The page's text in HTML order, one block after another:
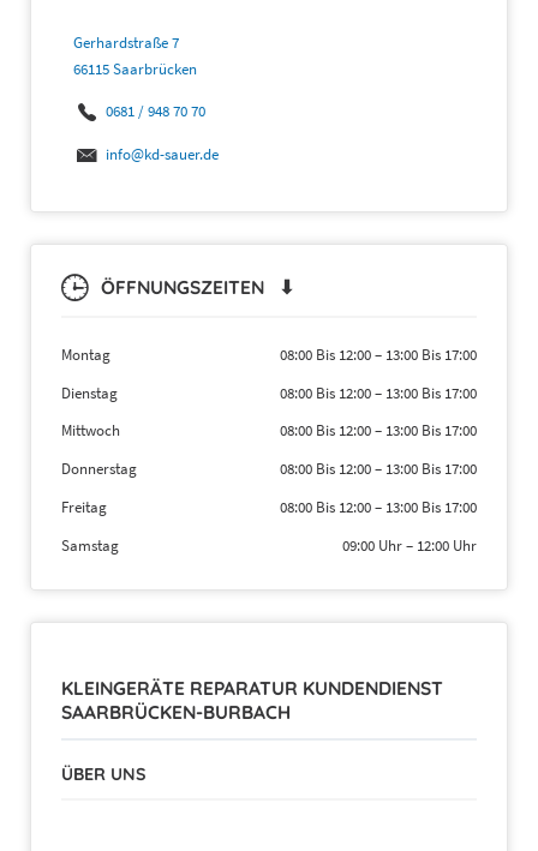
Gerhardstraße 7
66115 Saarbrücken
0681 / 948 70 70
info@kd-sauer.de
ÖFFNUNGSZEITEN ⬇
Montag 08:00 Bis 12:00– 13:00 Bis 17:00
Dienstag
08:00 Bis 12:00– 13:00 Bis 17:00
Mittwoch
08:00 Bis 12:00– 13:00 Bis 17:00
Donnerstag
08:00 Bis 12:00– 13:00 Bis 17:00
Freitag
08:00 Bis 12:00– 13:00 Bis 17:00
Samstag
09:00 Uhr– 12:00 Uhr
KLEINGERÄTE REPARATUR KUNDENDIENST
SAARBRÜCKEN-BURBACH
ÜBER UNS